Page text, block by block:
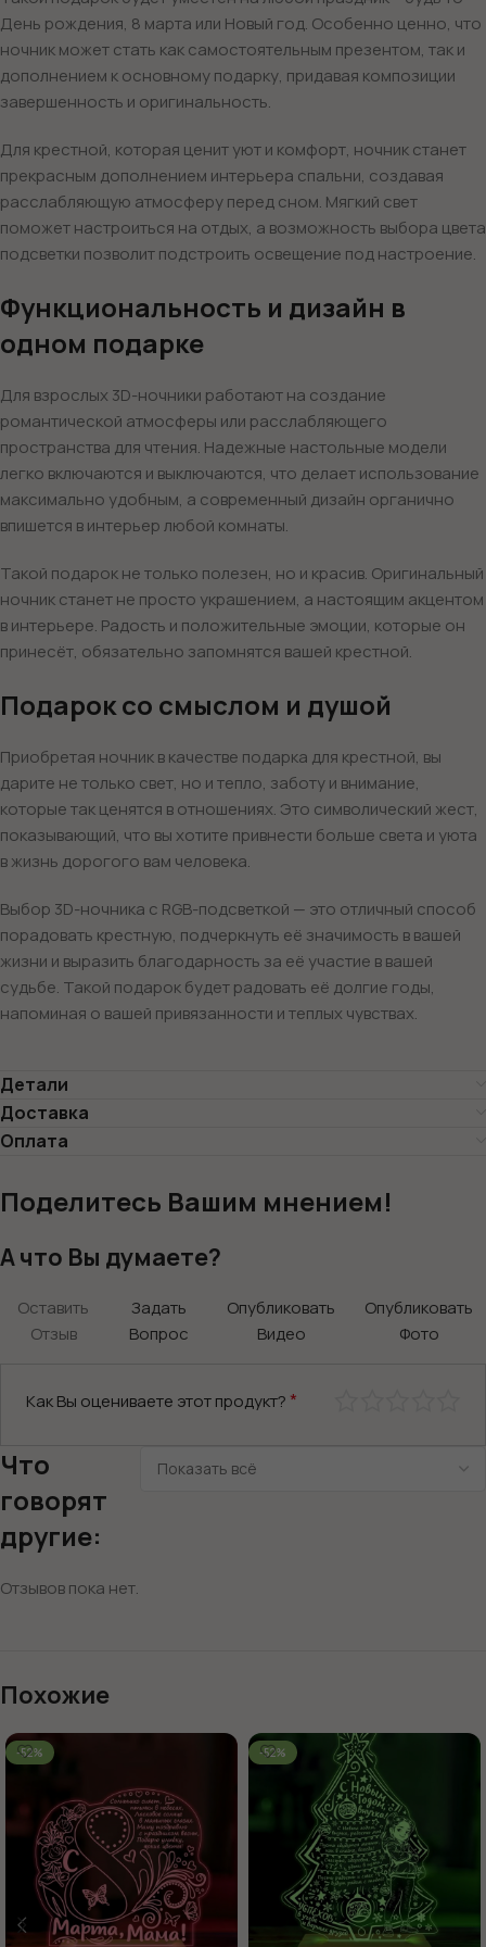
День рождения, 8 марта или Новый год. Особенно ценно, что
ночник может стать как самостоятельным презентом, так и
дополнением к основному подарку, придавая композиции
завершенность и оригинальность.
Для крестной, которая ценит уют и комфорт, ночник станет
прекрасным дополнением интерьера спальни, создавая
расслабляющую атмосферу перед сном. Мягкий свет
поможет настроиться на отдых, а возможность выбора цвета
подсветки позволит подстроить освещение под настроение.
Функциональность и дизайн в
одном подарке
Для взрослых 3D-ночники работают на создание
романтической атмосферы или расслабляющего
пространства для чтения. Надежные настольные модели
легко включаются и выключаются, что делает использование
максимально удобным, а современный дизайн органично
впишется в интерьер любой комнаты.
Такой подарок не только полезен, но и красив. Оригинальный
ночник станет не просто украшением, а настоящим акцентом
в интерьере. Радость и положительные эмоции, которые он
принесёт, обязательно запомнятся вашей крестной.
Подарок со смыслом и душой
Приобретая ночник в качестве подарка для крестной, вы
дарите не только свет, но и тепло, заботу и внимание,
которые так ценятся в отношениях. Это символический жест,
показывающий, что вы хотите привнести больше света и уюта
в жизнь дорогого вам человека.
Выбор 3D-ночника с RGB-подсветкой — это отличный способ
порадовать крестную, подчеркнуть её значимость в вашей
жизни и выразить благодарность за её участие в вашей
судьбе. Такой подарок будет радовать её долгие годы,
напоминая о вашей привязанности и теплых чувствах.
Детали
Доставка
Оплата
Поделитесь Вашим мнением!
А что Вы думаете?
Оставить
Отзыв
Задать
Вопрос
Опубликовать
Видео
Опубликовать
Фото
Как Вы оцениваете этот продукт? *
Что
говорят
другие:
Отзывов пока нет.
Похожие
-52% -52%